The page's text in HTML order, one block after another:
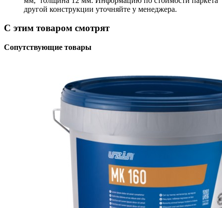
другой конструкции уточняйте у менеджера.
С этим товаром смотрят
Сопутствующие товары